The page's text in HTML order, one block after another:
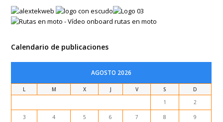
Calendario de publicaciones
AGOSTO 2026
L M X J V S
D
1
2
3 4 5 6 7 8 9